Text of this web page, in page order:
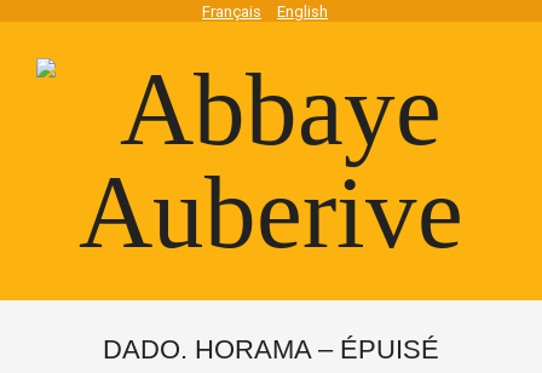
content
Français English
Abbaye
DADO. HORAMA – ÉPUISÉ